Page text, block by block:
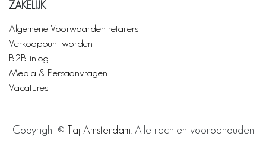
ZAKELIJK
Algemene Voorwaarden retailers
Verkooppunt worden
B2B-inlog
Media & Persaanvragen
Vacatures
Copyright © Taj Amsterdam . Alle rechten voorbehouden